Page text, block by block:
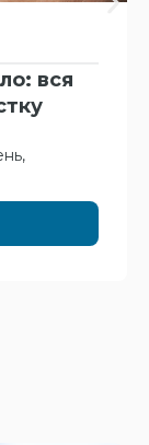
вся